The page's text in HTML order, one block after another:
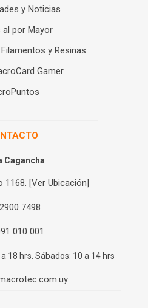
y Noticias
al por Mayor
y Resinas
Gamer
Cagancha
1168. [Ver Ubicación]
7498
010 001
18 hrs. Sábados: 10 a 14 hrs